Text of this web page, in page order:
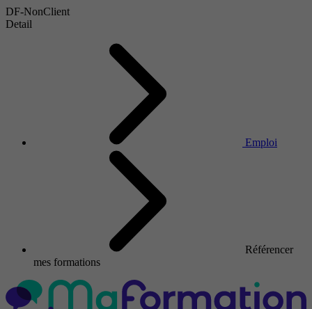
DF-NonClient
Detail
Emploi
Référencer
mes formations